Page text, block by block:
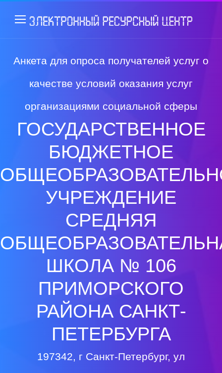
Анкета для опроса получателей услуг о
качестве условий оказания услуг
организациями социальной сферы
ГОСУДАРСТВЕННОЕ
БЮДЖЕТНОЕ
УЧРЕЖДЕНИЕ
СРЕДНЯЯ
ШКОЛА № 106
ПРИМОРСКОГО
РАЙОНА САНКТ-
ПЕТЕРБУРГА
197342, г Санкт-Петербург, ул